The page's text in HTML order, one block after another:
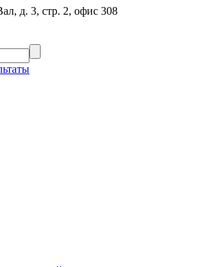
д. 3, стр. 2, офис 308